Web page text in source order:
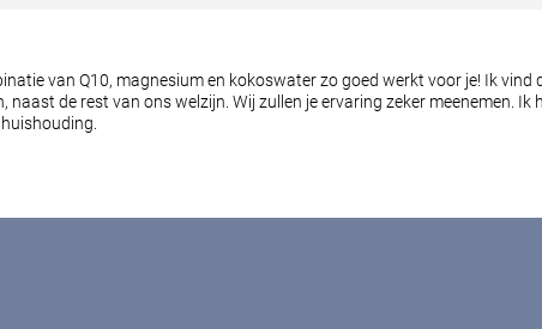
van Q10, magnesium en kokoswater zo goed werkt voor je! Ik vind
naast de rest van ons welzijn. Wij zullen je ervaring zeker meenemen.